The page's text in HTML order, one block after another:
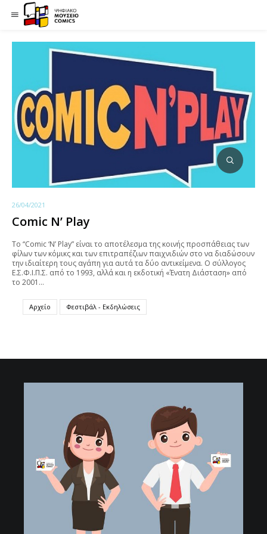
26/04/2021
Comic N’ Play
Το “Comic ‘N’ Play” είναι το αποτέλεσμα της κοινής προσπάθειας των
φίλων των κόμικς και των επιτραπέζιων παιχνιδιών στο να διαδώσουν
την ιδιαίτερη τους αγάπη για αυτά τα δύο αντικείμενα. Ο σύλλογος
Ε.Σ.Φ.Ι.Π.Σ. από το 1993, αλλά και η εκδοτική «Ένατη Διάσταση» από
το 2001…
Αρχείο Φεστιβάλ - Εκδηλώσεις